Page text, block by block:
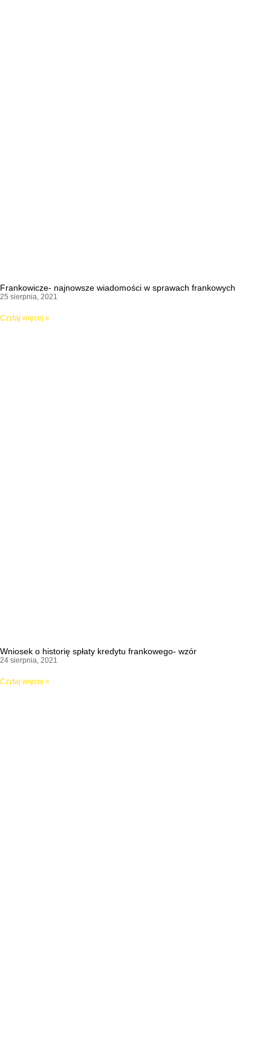
Frankowicze- najnowsze wiadomości w sprawach frankowych
25 sierpnia, 2021
Czytaj więcej »
Wniosek o historię spłaty kredytu frankowego- wzór
24 sierpnia, 2021
Czytaj więcej »